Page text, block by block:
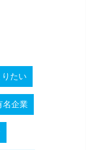
りたい
名企業